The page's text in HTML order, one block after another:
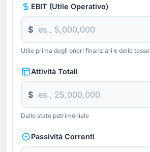
EBIT (Utile Operativo)
$
Utile prima degli oneri finanziari e delle tasse
Attività Totali
$
Dallo stato patrimoniale
Passività Correnti